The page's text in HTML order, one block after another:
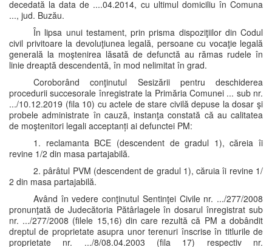
decedată la data de ....04.2014, cu ultimul domiciliu în Comuna
..., jud. Buzău.
În lipsa unui testament, prin prisma dispoziţiilor din Codul
civil privitoare la devoluţiunea legală, persoane cu vocaţie legală
generală la moştenirea lăsată de defunctă au rămas rudele în
linie dreaptă descendentă, în mod nelimitat în grad.
Coroborând conţinutul Sesizării pentru deschiderea
procedurii succesorale înregistrate la Primăria Comunei ... sub nr.
.../10.12.2019 (fila 10) cu actele de stare civilă depuse la dosar şi
probele administrate în cauză, instanţa constată că au calitatea
de moştenitori legali acceptanți ai defunctei PM:
1. reclamanta BCE (descendent de gradul 1), căreia îi
revine 1/2 din masa partajabilă.
2. pârâtul PVM (descendent de gradul 1), căruia îi revine 1/
2 din masa partajabilă.
Având în vedere conţinutul Sentinţei Civile nr. .../277/2008
pronunţată de Judecătoria Pătârlagele în dosarul înregistrat sub
nr. .../277/2008 (filele 15,16) din care rezultă că PM a dobândit
dreptul de proprietate asupra unor terenuri înscrise în titlurile de
proprietate nr. .../8/08.04.2003 (fila 17) respectiv nr.